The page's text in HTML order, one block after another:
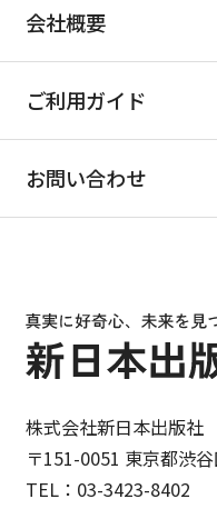
株式会社新日本出版社
〒151-0051 東京都渋
TEL：03-3423-8402
会社概要
ご利用ガイド
お問い合わせ